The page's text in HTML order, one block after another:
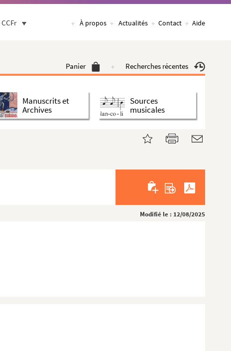
À propos Actualités Contact Aide
Panier Recherches récentes
Manuscrits et
Archives
Sources
musicales
Modifié le : 12/08/2025